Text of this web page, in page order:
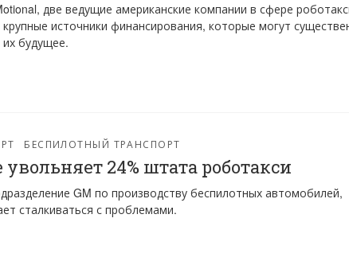
две ведущие американские компании в сфере
источники финансирования, которые могут
будущее.
БЕСПИЛОТНЫЙ ТРАНСПОРТ
увольняет 24% штата роботакси
GM по производству беспилотных автомобилей,
сталкиваться с проблемами.